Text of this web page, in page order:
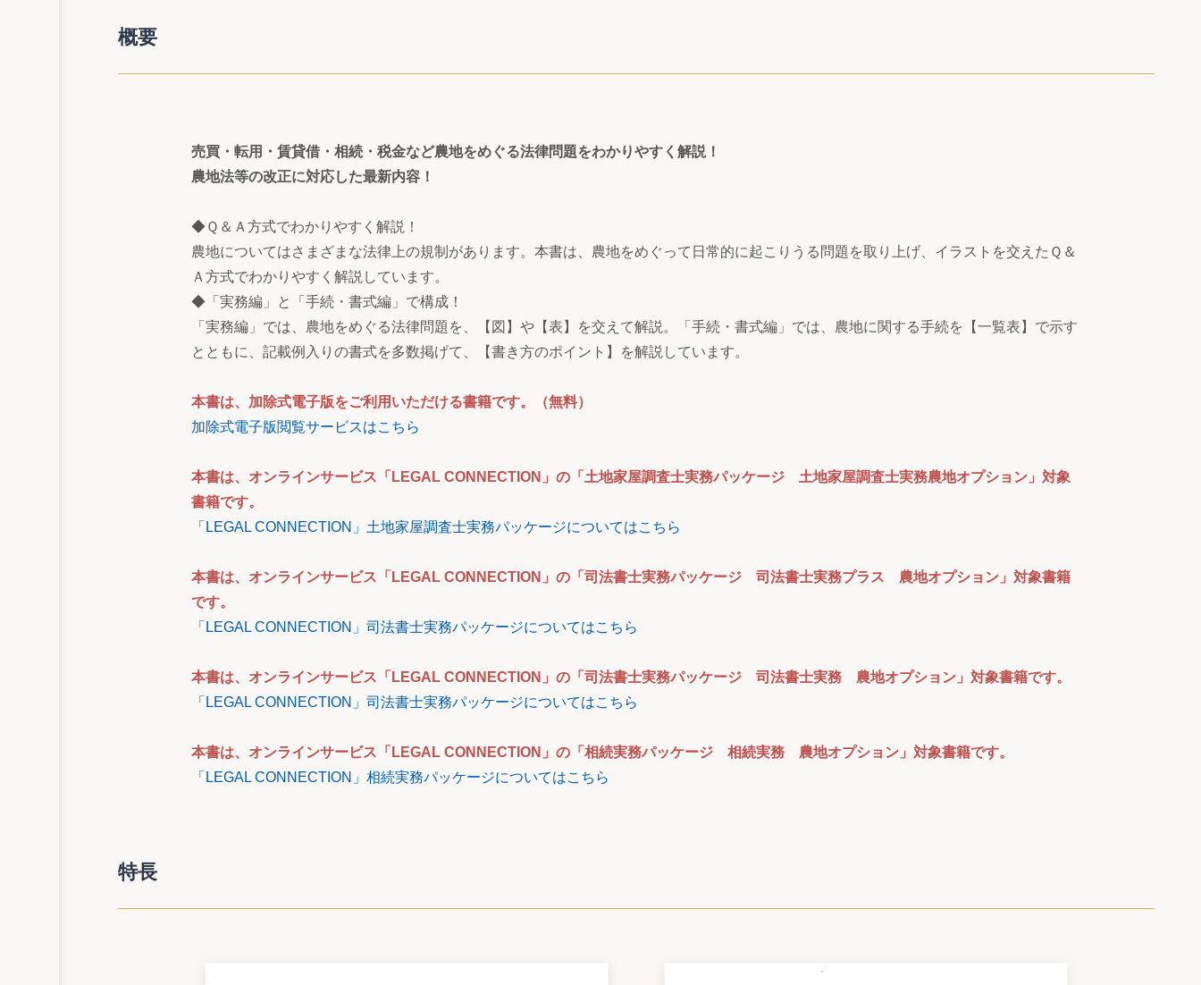
概要
売買・転用・賃貸借・相続・税金など農地をめぐる法律問題をわかりやすく解説！
農地法等の改正に対応した最新内容！
◆Ｑ＆Ａ方式でわかりやすく解説！
農地についてはさまざまな法律上の規制があります。本書は、農地をめぐって日常的に起こりうる問題を取り上げ、イラストを交えたＱ＆
Ａ方式でわかりやすく解説しています。
◆「実務編」と「手続・書式編」で構成！
「実務編」では、農地をめぐる法律問題を、【図】や【表】を交えて解説。「手続・書式編」では、農地に関する手続を【一覧表】で示す
とともに、記載例入りの書式を多数掲げて、【書き方のポイント】を解説しています。
本書は、加除式電子版をご利用いただける書籍です。（無料）
加除式電子版閲覧サービスはこちら
本書は、オンラインサービス「LEGAL CONNECTION」の「土地家屋調査士実務パッケージ 土地家屋調査士実務農地オプション」対象
書籍です。
「LEGAL CONNECTION」土地家屋調査士実務パッケージについてはこちら
本書は、オンラインサービス「LEGAL CONNECTION」の「司法書士実務パッケージ 司法書士実務プラス 農地オプション」対象書籍
です。
「LEGAL CONNECTION」司法書士実務パッケージについてはこちら
本書は、オンラインサービス「LEGAL CONNECTION」の「司法書士実務パッケージ 司法書士実務 農地オプション」対象書籍です。
「LEGAL CONNECTION」司法書士実務パッケージについてはこちら
本書は、オンラインサービス「LEGAL CONNECTION」の「相続実務パッケージ 相続実務 農地オプション」対象書籍です。
「LEGAL CONNECTION」相続実務パッケージについてはこちら
特長